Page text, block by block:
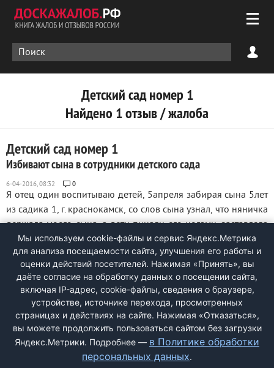
Детский сад номер 1
Найдено 1 отзыв / жалоба
Детский сад номер 1
Избивают сына в сотрудники детского сада
0
Я отец один воспитываю детей, 5апреля забирая сына 5лет
из садика 1, г. краснокамск, со слов сына узнал, что няничка
держала моего сына, а дети пинали его ногами, заставляла
их делать это, также няничка Инна Викторовна и при этом
присутствовала Воспитатель Аксана Владимировна, которая
орала на ...
ДОБАВИТЬ ЖАЛОБУ
КОНТАКТЫ
Мы используем cookie-файлы и сервис Яндекс.Метрика
для анализа посещаемости сайта, улучшения его работы и
оценки действий посетителей. Нажимая «Принять», вы
даёте согласие на обработку данных о посещении сайта,
включая IP-адрес, cookie-файлы, сведения о браузере,
устройстве, источнике перехода, просмотренных
страницах и действиях на сайте. Нажимая «Отказаться»,
вы можете продолжить пользоваться сайтом без загрузки
Яндекс.Метрики. Подробнее — в Политике обработки
персональных данных.